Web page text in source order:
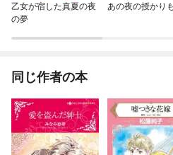
乙女が宿した真夏の夜
の夢
あの夜の授かり
同じ作者の本